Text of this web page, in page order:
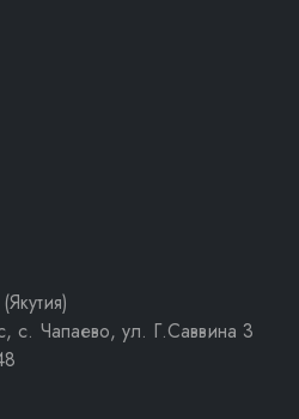
с. Чапаево, ул. Г.Саввина 3